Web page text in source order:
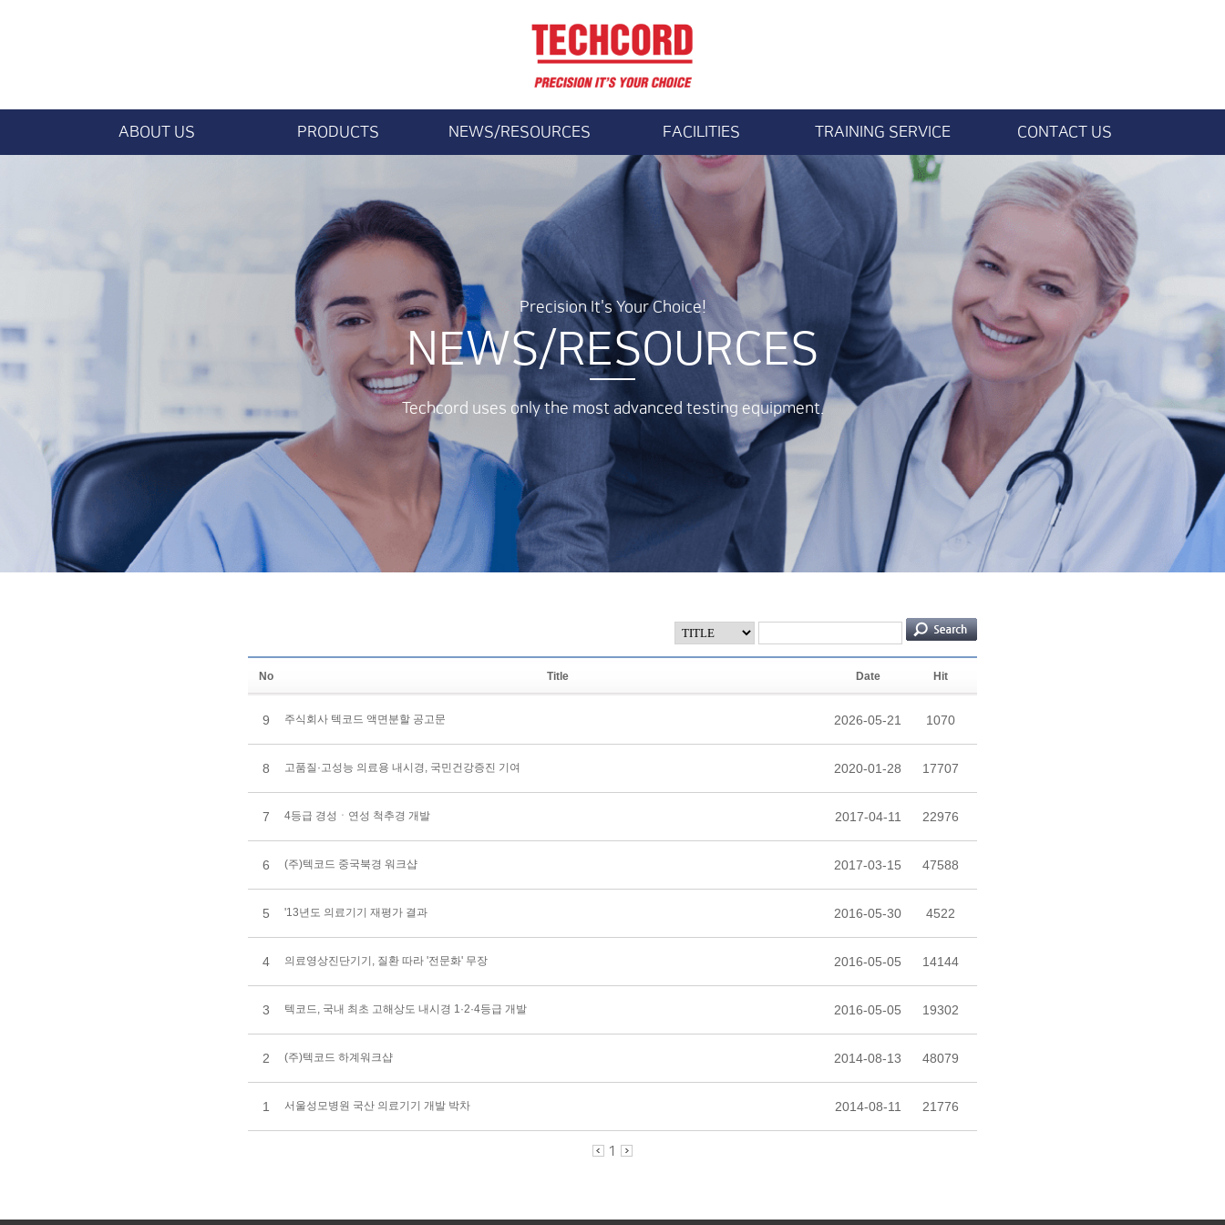
ABOUT US PRODUCTS
SEMI-RIGID ENDOSCOPE
FLEXIBLE ENDOSCOPE
YK NEEDLE
SAFEFUSER
SHAVER BLADE / BURR
NEWS/RESOURCES FACILITIES
FACILITIES
TRAINING SERVICE
TRAINING SERVICE
CONTACT US
LOCATION
GET DOWNLOAD
SUPPORT
Precision It's Your Choice!
NEWS/RESOURCES
Techcord uses only the most advanced testing equipment.
No Title Date Hit
9 주식회사 텍코드 액면분할 공고문 2026-05-21 1070
8 고품질·고성능 의료용 내시경, 국민건강증진 기여 2020-01-28 17707
7 4등급 경성ㆍ연성 척추경 개발 2017-04-11 22976
6 (주)텍코드 중국북경 워크샵 2017-03-15 47588
5 '13년도 의료기기 재평가 결과 2016-05-30 4522
4 의료영상진단기기, 질환 따라 '전문화' 무장 2016-05-05 14144
3 텍코드, 국내 최초 고해상도 내시경 1·2·4등급 개발 2016-05-05 19302
2 (주)텍코드 하계워크샵 2014-08-13 48079
1 서울성모병원 국산 의료기기 개발 박차 2014-08-11 21776
1